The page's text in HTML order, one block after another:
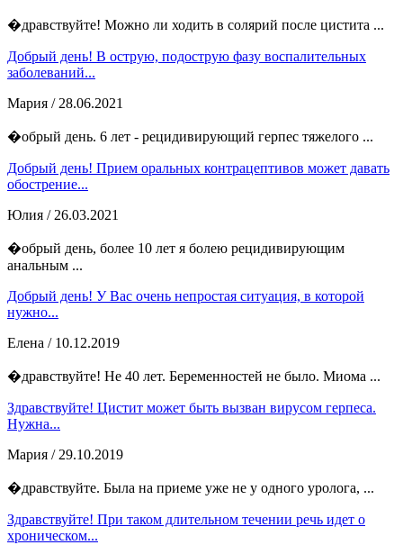
�дравствуйте! Можно ли ходить в солярий после цистита ...
Добрый день! В острую, подострую фазу воспалительных
заболеваний...
Мария / 28.06.2021
�обрый день. 6 лет - рецидивирующий герпес тяжелого ...
Добрый день! Прием оральных контрацептивов может давать
обострение...
Юлия / 26.03.2021
�обрый день, более 10 лет я болею рецидивирующим
анальным ...
Добрый день! У Вас очень непростая ситуация, в которой
нужно...
Елена / 10.12.2019
�дравствуйте! Не 40 лет. Беременностей не было. Миома ...
Здравствуйте! Цистит может быть вызван вирусом герпеса.
Нужна...
Мария / 29.10.2019
�дравствуйте. Была на приеме уже не у одного уролога, ...
Здравствуйте! При таком длительном течении речь идет о
хроническом...